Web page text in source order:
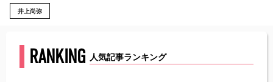
井上尚弥
RANKING 人気記事ランキング